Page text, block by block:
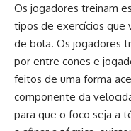
Os jogadores treinam
tipos de exercícios que
de bola. Os jogadores
por entre cones e
feitos de uma forma
componente da
para que o foco seja a